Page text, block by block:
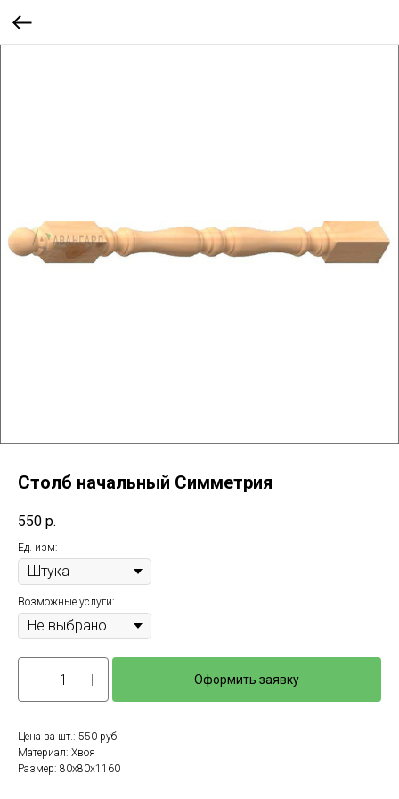
Столб начальный Симметрия
550 р.
Ед. изм:
Возможные услуги:
Оформить заявку
Цена за шт.: 550 руб.
Материал: Хвоя
Размер: 80х80х1160